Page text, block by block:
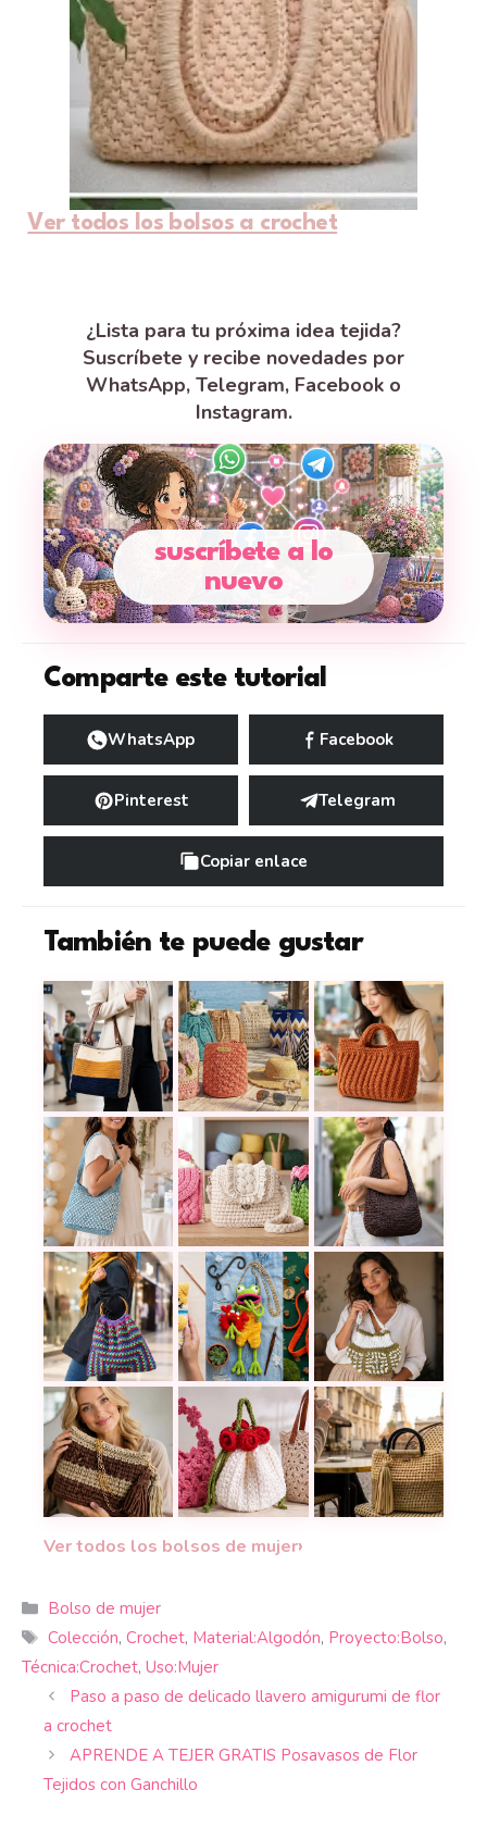
Ver todos los bolsos a crochet
¿Lista para tu próxima idea tejida?
Suscríbete y recibe novedades por
WhatsApp, Telegram, Facebook o
Instagram.
suscríbete a lo
nuevo
Comparte este tutorial
WhatsApp Facebook
Pinterest Telegram
Copiar enlace
También te puede gustar
Teje el moderno y elegante bolso Helena a
17 mochilas a crochet con
Este bolso a
Crea este impresionante bolso bandolera a
Proyectos con trapillo a crochet
La bolsa de
Un solo granny y listo: crea un bolso a crochet
Estas cangureras a crochet
Teje una bolsa a
El Bolso Iris a crochet que alegrará tus looks
Bolsos con flores a crochet que
Ver todos los bolsos de mujer›
Categorías
Bolso de mujer
Etiquetas
Colección, Crochet, Material:Algodón, Proyecto:Bolso,
Técnica:Crochet, Uso:Mujer
Paso a paso de delicado llavero amigurumi de flor
a crochet
APRENDE A TEJER GRATIS Posavasos de Flor
Tejidos con Ganchillo